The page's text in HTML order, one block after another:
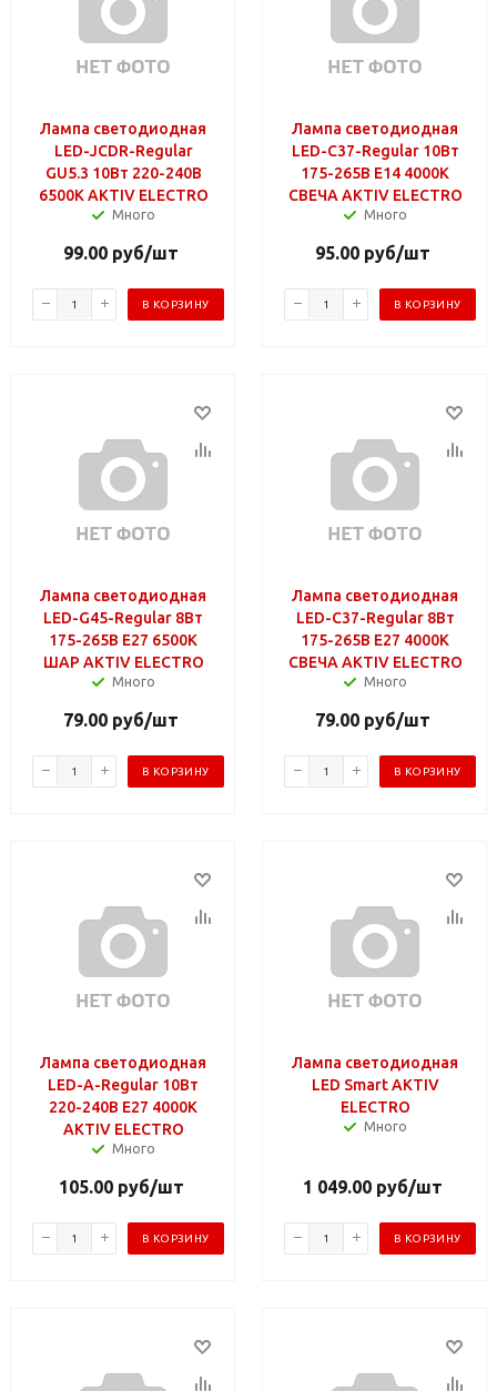
Лампа светодиодная
LED-JCDR-Regular
GU5.3 10Вт 220-240В
6500К AKTIV ELECTRO
Много
99.00 руб/шт
В КОРЗИНУ
Лампа светодиодная
LED-C37-Regular 10Вт
175-265В Е14 4000К
СВЕЧА AKTIV ELECTRO
Много
95.00 руб/шт
В КОРЗИНУ
Лампа светодиодная
LED-G45-Regular 8Вт
175-265В Е27 6500К
ШАР AKTIV ELECTRO
Много
79.00 руб/шт
В КОРЗИНУ
Лампа светодиодная
LED-C37-Regular 8Вт
175-265В Е27 4000К
СВЕЧА AKTIV ELECTRO
Много
79.00 руб/шт
В КОРЗИНУ
Лампа светодиодная
LED-A-Regular 10Вт
220-240В Е27 4000К
AKTIV ELECTRO
Много
105.00руб/шт
В КОРЗИНУ
Лампа светодиодная
LED Smart AKTIV
ELECTRO
Много
1 049.00 руб/шт
В КОРЗИНУ